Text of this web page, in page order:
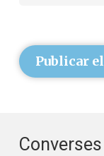
Publicar